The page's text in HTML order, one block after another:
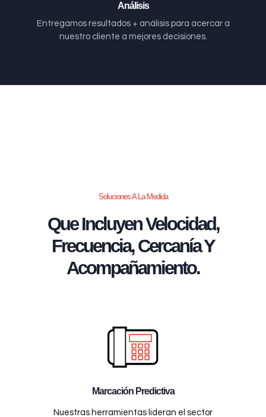
Análisis
Entregamos resultados + análisis para acercar a
nuestro cliente a mejores decisiones.
Soluciones A La Medida
Que Incluyen Velocidad,
Frecuencia, Cercanía Y
Acompañamiento.
Marcación Predictiva
Nuestras herramientas lideran el sector